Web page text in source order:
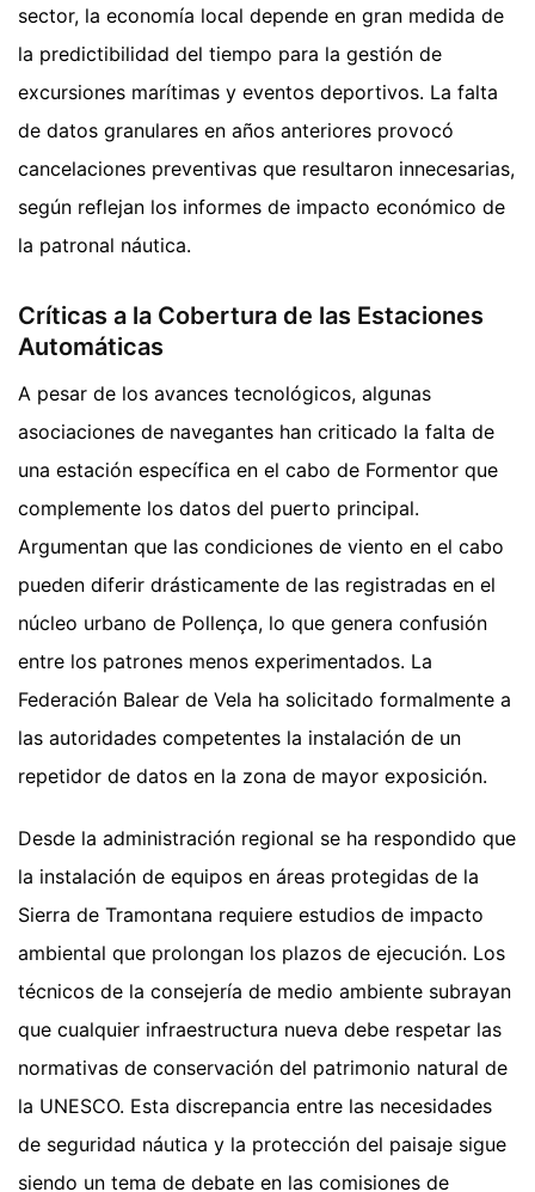
sector, la economía local depende en gran medida de
la predictibilidad del tiempo para la gestión de
excursiones marítimas y eventos deportivos. La falta
de datos granulares en años anteriores provocó
cancelaciones preventivas que resultaron innecesarias,
según reflejan los informes de impacto económico de
la patronal náutica.
Críticas a la Cobertura de las Estaciones
Automáticas
A pesar de los avances tecnológicos, algunas
asociaciones de navegantes han criticado la falta de
una estación específica en el cabo de Formentor que
complemente los datos del puerto principal.
Argumentan que las condiciones de viento en el cabo
pueden diferir drásticamente de las registradas en el
núcleo urbano de Pollença, lo que genera confusión
entre los patrones menos experimentados. La
Federación Balear de Vela ha solicitado formalmente a
las autoridades competentes la instalación de un
repetidor de datos en la zona de mayor exposición.
Desde la administración regional se ha respondido que
la instalación de equipos en áreas protegidas de la
Sierra de Tramontana requiere estudios de impacto
ambiental que prolongan los plazos de ejecución. Los
técnicos de la consejería de medio ambiente subrayan
que cualquier infraestructura nueva debe respetar las
normativas de conservación del patrimonio natural de
la UNESCO. Esta discrepancia entre las necesidades
de seguridad náutica y la protección del paisaje sigue
siendo un tema de debate en las comisiones de